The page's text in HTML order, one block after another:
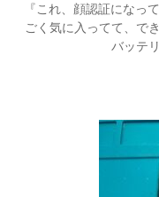
『これ、顔認証になっ
ごく気に入ってて、で
バッテ